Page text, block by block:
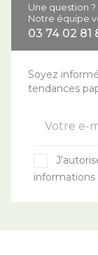
Une question ?
Notre équipe
03 74 02 81
Soyez
tendances
Votre e-
informations